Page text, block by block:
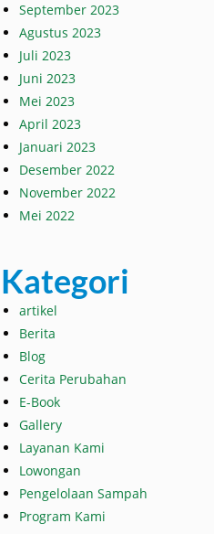
September 2023
Agustus 2023
Juli 2023
Juni 2023
Mei 2023
April 2023
Januari 2023
Desember 2022
November 2022
Mei 2022
Kategori
artikel
Berita
Blog
Cerita Perubahan
E-Book
Gallery
Layanan Kami
Lowongan
Pengelolaan Sampah
Program Kami